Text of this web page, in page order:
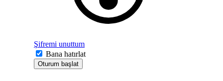
Şifremi unuttum
Bana hatırlat
Oturum başlat